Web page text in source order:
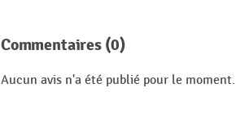
Commentaires (0)
Aucun avis n'a été publié pour le moment.